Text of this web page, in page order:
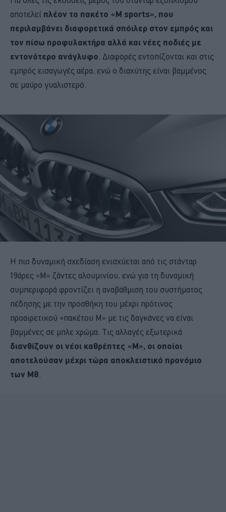
αποτελεί πλέον το πακέτο «M sports», που
περιλαμβάνει διαφορετικά σπόιλερ στον εμπρός και
τον πίσω προφυλακτήρα αλλά και νέες ποδιές με
εντονότερο ανάγλυφο . Διαφορές εντοπίζονται και στις
εμπρός εισαγωγές αέρα, ενώ ο διαχύτης είναι βαμμένος
σε μαύρο γυαλιστερό.
Η πιο δυναμική σχεδίαση ενισχύεται από τις στάνταρ
19άρες «M» ζάντες αλουμινίου, ενώ για τη δυναμική
συμπεριφορά φροντίζει η αναβάθμιση του συστήματος
πέδησης με την προσθήκη του μέχρι πρότινος
προαιρετικού «πακέτου Μ» με τις δαγκάνες να είναι
βαμμένες σε μπλε χρώμα. Τις αλλαγές εξωτερικά
διανθίζουν οι νέοι καθρέπτες «Μ», οι οποίοι
αποτελούσαν μέχρι τώρα αποκλειστικό προνόμιο
των M8